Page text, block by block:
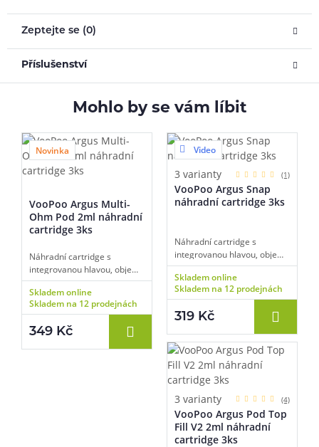
Zeptejte se (0)
Příslušenství
Mohlo by se vám líbit
Novinka
VooPoo Argus Multi-
Ohm Pod 2ml náhradní
cartridge 3ks
Náhradní cartridge s
integrovanou hlavou, objem
2 ml, multijádro s podporou
odporů 0,4 ohm a 0,7 ohm a
1,0 ohm, mesh pletivo, boční
vaping, 3ks v balení.
Skladem online
Skladem na 12 prodejnách
349 Kč
Video
3 varianty (1)
VooPoo Argus Snap
náhradní cartridge 3ks
Náhradní cartridge s
integrovanou hlavou, objem
2 ml, odpor 0,4 ohm a 0,7
ohm a 1,0ohm, mesh pletivo,
horní plnění, vhodné pro MTL
Skladem online
Skladem na 12 prodejnách
319 Kč
3 varianty (4)
VooPoo Argus Pod Top
Fill V2 2ml náhradní
cartridge 3ks